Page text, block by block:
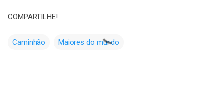
COMPARTILHE!
Caminhão Maiores do mundo